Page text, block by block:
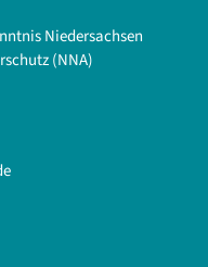
Niedersachsen
(NNA)